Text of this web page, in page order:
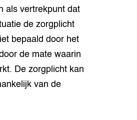
als vertrekpunt dat
de zorgplicht
bepaald door het
de mate waarin
De zorgplicht kan
van de